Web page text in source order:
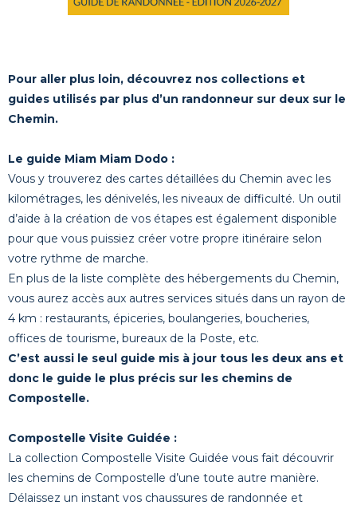
Pour aller plus loin, découvrez nos collections et
guides utilisés par plus d’un randonneur sur deux sur le
Chemin.
Le guide Miam Miam Dodo :
Vous y trouverez des cartes détaillées du Chemin avec les
kilométrages, les dénivelés, les niveaux de difficulté. Un outil
d’aide à la création de vos étapes est également disponible
pour que vous puissiez créer votre propre itinéraire selon
votre rythme de marche.
En plus de la liste complète des hébergements du Chemin,
vous aurez accès aux autres services situés dans un rayon de
4 km : restaurants, épiceries, boulangeries, boucheries,
offices de tourisme, bureaux de la Poste, etc.
C’est aussi le seul guide mis à jour tous les deux ans et
donc le guide le plus précis sur les chemins de
Compostelle.
Compostelle Visite Guidée :
La collection Compostelle Visite Guidée vous fait découvrir
les chemins de Compostelle d’une toute autre manière.
Délaissez un instant vos chaussures de randonnée et